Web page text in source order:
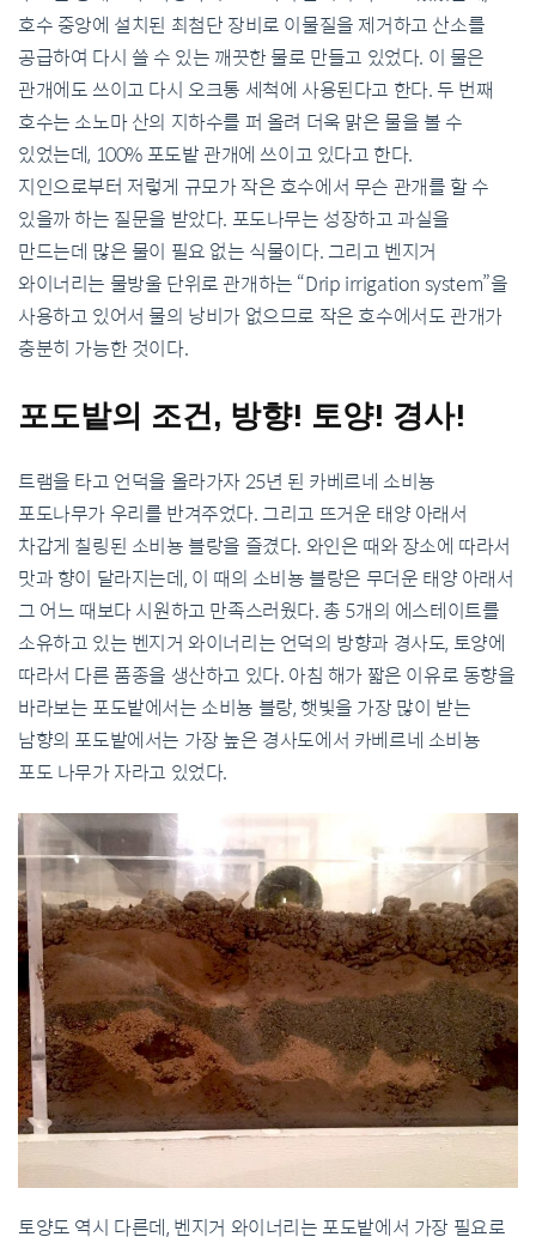
호수 중앙에 설치된 최첨단 장비로 이물질을 제거하고 산소를
공급하여 다시 쓸 수 있는 깨끗한 물로 만들고 있었다. 이 물은
관개에도 쓰이고 다시 오크통 세척에 사용된다고 한다.두 번째
호수는 소노마 산의 지하수를 퍼 올려 더욱 맑은 물을 볼 수
있었는데, 100%포도밭 관개에 쓰이고 있다고 한다.
지인으로부터 저렇게 규모가 작은 호수에서 무슨 관개를 할 수
있을까 하는 질문을 받았다. 포도나무는 성장하고 과실을
만드는데 많은 물이 필요 없는 식물이다.그리고 벤지거
와이너리는 물방울 단위로 관개하는 “Drip irrigation system”을
사용하고 있어서 물의 낭비가 없으므로 작은 호수에서도 관개가
충분히 가능한 것이다.
포도밭의 조건, 방향! 토양! 경사!
트램을 타고 언덕을 올라가자25년 된 카베르네 소비뇽
포도나무가 우리를 반겨주었다.그리고 뜨거운 태양 아래서
차갑게 칠링된 소비뇽 블랑을 즐겼다. 와인은 때와 장소에 따라서
맛과 향이 달라지는데, 이 때의 소비뇽 블랑은 무더운 태양 아래서
그 어느 때보다 시원하고 만족스러웠다.총 5개의 에스테이트를
소유하고 있는 벤지거 와이너리는 언덕의 방향과 경사도, 토양에
따라서 다른 품종을 생산하고 있다. 아침 해가 짧은 이유로 동향을
바라보는 포도밭에서는 소비뇽 블랑,햇빛을 가장 많이 받는
남향의 포도밭에서는 가장 높은 경사도에서 카베르네 소비뇽
포도 나무가 자라고 있었다.
토양도 역시 다른데 , 벤지거 와이너리는 포도밭에서 가장 필요로